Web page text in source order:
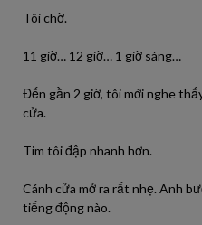
Tôi chờ.
11 giờ… 12 giờ… 1 giờ sáng…
Đến gần 2 giờ, tôi mới nghe
cửa.
Tim tôi đập nhanh hơn.
Cánh cửa mở ra rất nhẹ. Anh
tiếng động nào.